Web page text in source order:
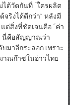
ได้วัดกันที่ “ใครผลิต
จริงได้ดีกว่า” หลังมี
ต่สิ่งที่ชัดเจนคือ “ค่า
นี่คือสัญญาณว่า
มาอีกระลอก เพราะ
าณก๊าซในอ่าวไทย